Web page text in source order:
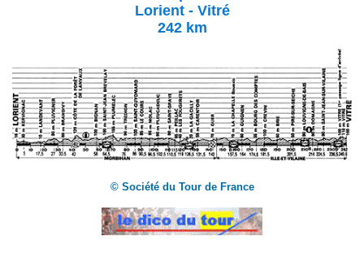
Lorient - Vitré
242 km
© Société du Tour de France